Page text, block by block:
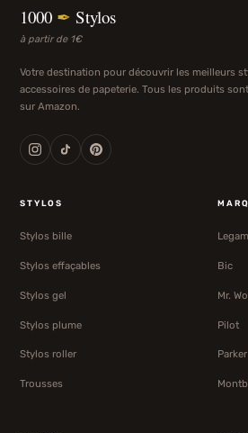
1000 ✒ Stylos
à partir de 1€
Votre destination pour découvrir les meilleurs
accessoires de papeterie. Tous les produits
sur Amazon.
STYLOS
Stylos bille
Stylos effaçables
Stylos gel
Stylos plume
Stylos roller
Trousses
Bic
Mr.
Pilot
Parker